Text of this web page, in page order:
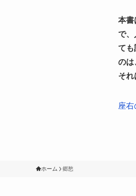
本書
で、
ても
のは
そ
座
ホーム 郷愁